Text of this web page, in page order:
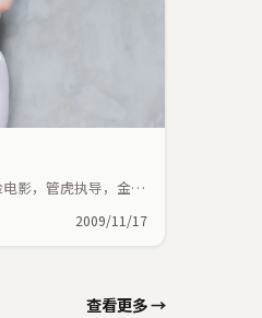
影，管虎执导，金敏
2009/11/17
查看更多 →